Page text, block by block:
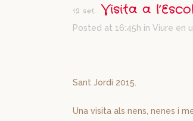
12 set. Visita a
Posted at 16:45h in Viure en
Sant Jordi 2015.
Una visita als nens, nenes i